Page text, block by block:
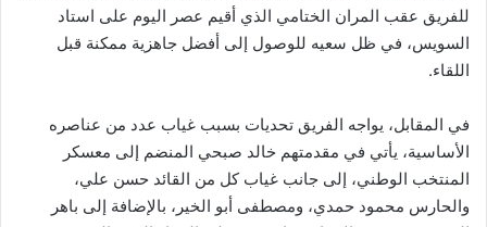
للفريق عقب المران الختامي الذي أقيم عصر اليوم على استاد
السويس، في ظل سعيه للوصول إلى أفضل جاهزية ممكنة قبل
اللقاء.
في المقابل، يواجه الفريق تحديات بسبب غياب عدد من عناصره
الأساسية، يأتي في مقدمتهم خالد صبحي المنضم إلى معسكر
المنتخب الوطني، إلى جانب غياب كل من القائد حسن علي،
والحارس محمود حمدي، ومصطفى أبو الخير، بالإضافة إلى باهر